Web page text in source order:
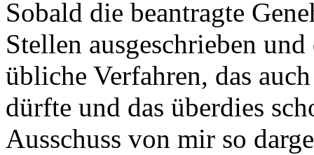
Sobald die beantragte
Stellen ausgeschrieben
übliche Verfahren, das
dürfte und das überdies
Ausschuss von mir so